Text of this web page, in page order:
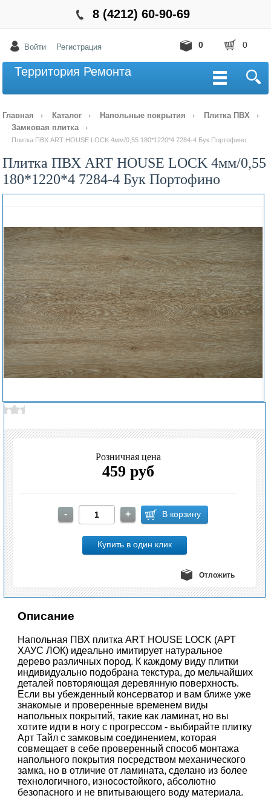
8 (4212) 60-90-69
Войти Регистрация 0
0
Территория Ремонта
Главная Каталог Напольные покрытия
Плитка ПВХ
Замковая плитка
Плитка ПВХ ART HOUSE LOCK 4мм/0,55 180*1220*4 7284-4 Бук Портофино
Плитка ПВХ ART HOUSE LOCK 4мм/0,55
180*1220*4 7284-4 Бук Портофино
Розничная цена
459 руб
Отложить
Описание
Напольная ПВХ плитка ART HOUSE LOCK (АРТ
ХАУС ЛОК) идеально имитирует натуральное
дерево различных пород. К каждому виду плитки
индивидуально подобрана текстура, до мельчайших
деталей повторяющая деревянную поверхность.
Если вы убежденный консерватор и вам ближе уже
знакомые и проверенные временем виды
напольных покрытий, такие как ламинат, но вы
хотите идти в ногу с прогрессом - выбирайте плитку
Арт Тайл с замковым соединением, которая
совмещает в себе проверенный способ монтажа
напольного покрытия посредством механического
замка, но в отличие от ламината, сделано из более
технологичного, износостойкого, абсолютно
безопасного и не впитывающего воду материала.